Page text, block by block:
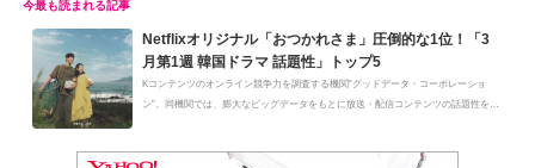
Netflixオリジナル「おつかれさま」圧倒的な1位！「3
月第1週 韓国ドラマ 話題性」トップ5
Kコンテンツのオンライン競争力を調査する機関”グッドデータ・コーポレーショ
ン”。同機関では、膨大なビッグデータをもとに放送・配信コンテンツの話題性を